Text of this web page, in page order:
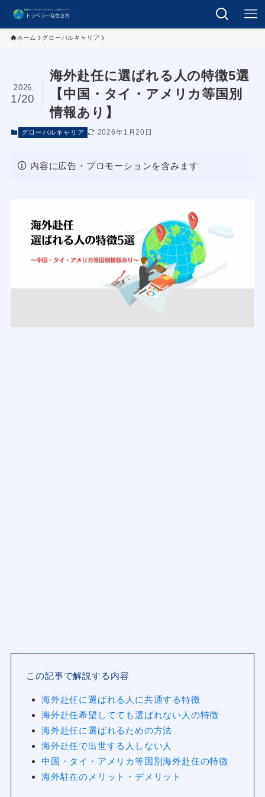
ホーム グローバルキャリア
海外赴任に選ばれる人の特徴5選
【中国・タイ・アメリカ等国別
情報あり】
2026
1/20
グローバルキャリア 2026年1月20日
内容に広告・プロモーションを含みます
この記事で解説する内容
海外赴任に選ばれる人に共通する特徴
海外赴任希望してても選ばれない人の特徴
海外赴任に選ばれるための方法
海外赴任で出世する人しない人
中国・タイ・アメリカ等国別海外赴任の特徴
海外駐在のメリット・デメリット